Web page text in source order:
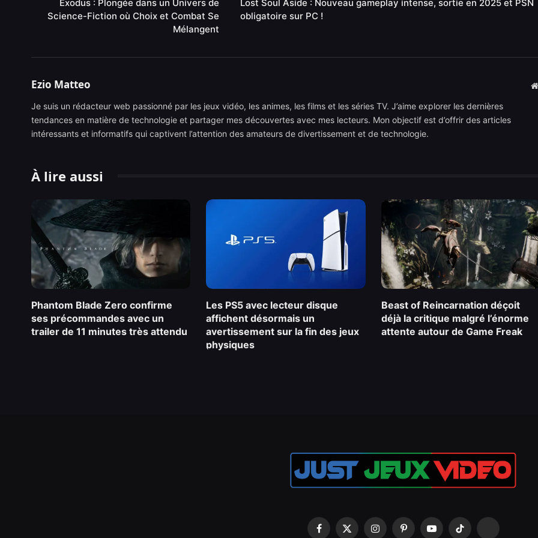
Exodus : Plongée dans un Univers de
Science-Fiction où Choix et Combat Se
Mélangent
Lost Soul Aside : Nouveau gameplay intense, sortie en 2025 et PSN
obligatoire sur PC !
Ezio Matteo
Je suis un rédacteur web passionné par les jeux vidéo, les animes, les films et les séries TV. J’aime explorer les dernières
tendances en matière de technologie et partager mes découvertes avec mes lecteurs. Mon objectif est d’offrir des articles
intéressants et informatifs qui captivent l’attention des amateurs de divertissement et de technologie.
À lire aussi
Phantom Blade Zero confirme
ses précommandes avec un
trailer de 11 minutes très attendu
Les PS5 avec lecteur disque
affichent désormais un
avertissement sur la fin des jeux
physiques
Beast of Reincarnation déçoit
déjà la critique malgré l’énorme
attente autour de Game Freak
Facebook
X InstagramPinterestYouTubeTikTok Snapchat